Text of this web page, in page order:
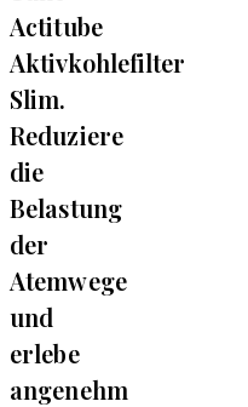
Actitube
Aktivkohlefilter
Slim.
Reduziere
die
Belastung
der
Atemwege
und
erlebe
angenehm